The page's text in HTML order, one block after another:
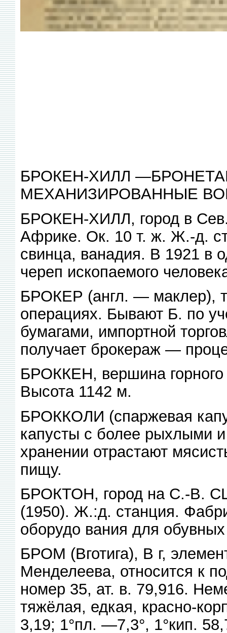
БРОКЕН-ХИЛЛ
МЕХАНИЗИРОВАННЫЕ
БРОКЕН-ХИЛЛ, город в Сев.
Африке. Ок. 10 т. ж. Ж.-д.
свинца, ванадия. В 1921 в
череп ископаемого
БРОКЕР (англ. — маклер),
операциях. Бывают Б. по
бумагами, импортной
получает брокераж —
БРОККЕН, вершина
Высота 1142 м.
БРОККОЛИ (спаржевая
капусты с более рыхлыми
хранении отрастают
пищу.
БРОКТОН, город на С.-В.
(1950). Ж.:д. станция.
оборудо вания для
БРОМ (Вготига), В г,
Менделеева, относится к
номер 35, ат. в. 79,916.
тяжёлая, едкая, красно-
3,19; 1°пл. —7,3°, 1°кип.